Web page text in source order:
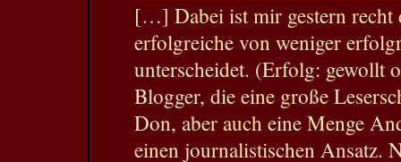
[…] Dabei ist mir gestern recht
erfolgreiche von weniger
unterscheidet. (Erfolg: gewollt
Blogger, die eine große
Don, aber auch eine Menge
einen journalistischen Ansatz.